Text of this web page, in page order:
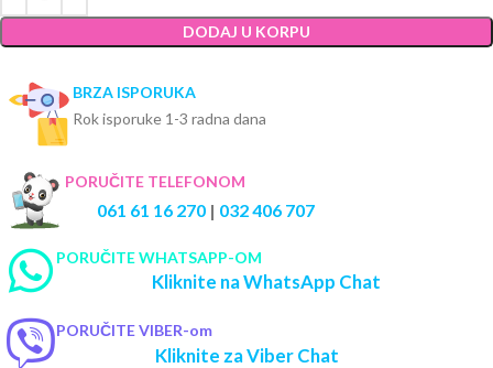
DODAJ U KORPU
BRZA ISPORUKA
Rok isporuke 1-3 radna dana
PORUČITE TELEFONOM
061 61 16 270 | 032 406 707
PORUČITE WHATSAPP-OM
Kliknite na WhatsApp Chat
PORUČITE VIBER-om
Kliknite za Viber Chat